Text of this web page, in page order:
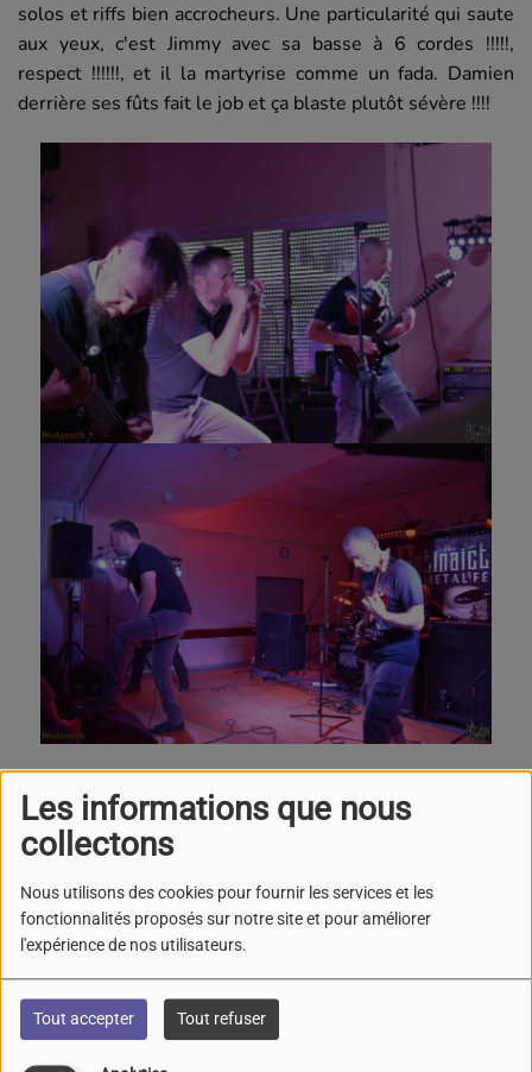
Les informations que nous
collectons
Nous utilisons des cookies pour fournir les services et les
fonctionnalités proposés sur notre site et pour améliorer
l'expérience de nos utilisateurs.
Tout accepter Tout refuser
solos et riffs bien accrocheurs. Une particularité qui saute
aux yeux, c'est Jimmy avec sa basse à 6 cordes !!!!!,
respect !!!!!!, et il la martyrise comme un fada. Damien
derrière ses fûts fait le job et ça blaste plutôt sévère !!!!
Les 6 morceaux du EP : into the necrosphere, ont été
joués, accompagnés de 3 exclusivités qui figureront sur le
prochain EP. Le groupe termine par une très belle reprise
n'avaient pas reconnue !!!!!!!
Groupe à suivre avec intérêt, je repars avec leur EP et le
Mexicain avec un tee-shirt.